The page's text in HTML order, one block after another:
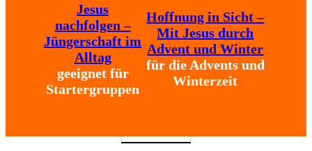
Jesus
nachfolgen –
Jüngerschaft im
Alltag
geeignet für
Startergruppen
Hoffnung in Sicht –
Mit Jesus durch
Advent und Winter
für die Advents und
Winterzeit